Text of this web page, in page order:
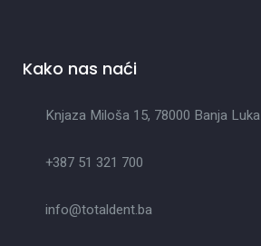
Kako nas naći
Knjaza Miloša 15, 78000 Banja Luka
+387 51 321 700
info@totaldent.ba